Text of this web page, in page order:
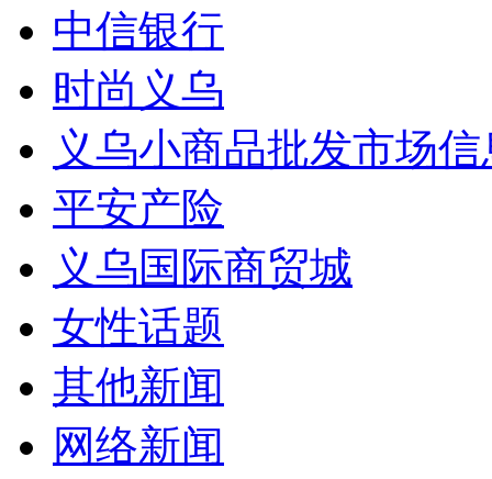
中信银行
时尚义乌
义乌小商品批发市场
平安产险
义乌国际商贸城
女性话题
其他新闻
网络新闻